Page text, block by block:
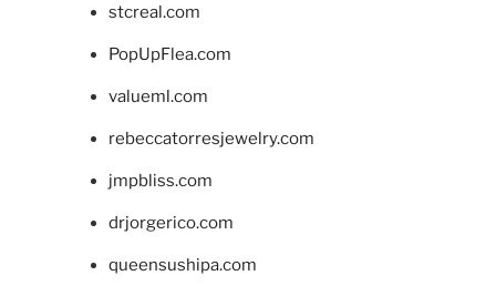
stcreal.com
PopUpFlea.com
valueml.com
rebeccatorresjewelry.com
jmpbliss.com
drjorgerico.com
queensushipa.com